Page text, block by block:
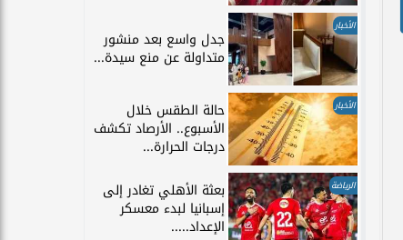
الأخبار
جدل واسع بعد منشور
متداولة عن منع سيدة...
الأخبار حالة الطقس خلال
الأسبوع.. الأرصاد تكشف
درجات الحرارة...
الرياضة بعثة الأهلي تغادر إلى
إسبانيا لبدء معسكر
الإعداد.....